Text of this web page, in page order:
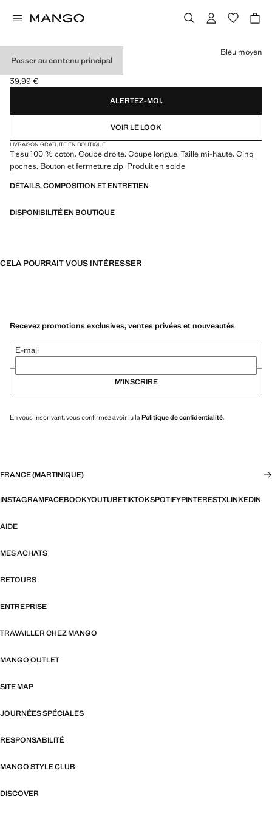
Passer au contenu principal
JEAN REGULAR-FIT
Prix actuel [39,99 € ]
39,99 €
Choisissez une couleur
Bleu moyen
ALERTEZ-MOI.
VOIR LE LOOK
LIVRAISON GRATUITE EN BOUTIQUE
Tissu 100 % coton. Coupe droite. Coupe longue. Taille mi-haute. Cinq
poches. Bouton et fermeture zip. Produit en solde
DÉTAILS, COMPOSITION ET ENTRETIEN
DISPONIBILITÉ EN BOUTIQUE
CELA POURRAIT VOUS INTÉRESSER
Recevez promotions exclusives, ventes privées et nouveautés
E-mail
M’INSCRIRE
En vous inscrivant, vous confirmez avoir lu la Politique de confidentialité.
FRANCE (MARTINIQUE)
INSTAGRAMFACEBOOKYOUTUBETIKTOKSPOTIFYPINTERESTXLINKEDIN
AIDE
MES ACHATS
RETOURS
ENTREPRISE
TRAVAILLER CHEZ MANGO
MANGO OUTLET
SITE MAP
JOURNÉES SPÉCIALES
RESPONSABILITÉ
MANGO STYLE CLUB
DISCOVER